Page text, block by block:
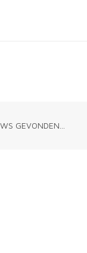
GEVONDEN...